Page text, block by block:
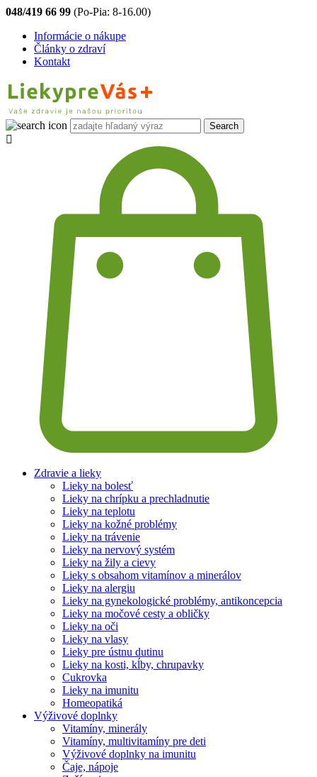
048/419 66 99 (Po-Pia: 8-16.00)
Informácie o nákupe
Články o zdraví
Kontakt
Zdravie a lieky
Lieky na bolesť
Lieky na chrípku a prechladnutie
Lieky na teplotu
Lieky na kožné problémy
Lieky na trávenie
Lieky na nervový systém
Lieky na žily a cievy
Lieky s obsahom vitamínov a minerálov
Lieky na alergiu
Lieky na gynekologické problémy, antikoncepcia
Lieky na močové cesty a obličky
Lieky na oči
Lieky na vlasy
Lieky pre ústnu dutinu
Lieky na kosti, kĺby, chrupavky
Cukrovka
Lieky na imunitu
Homeopatiká
Výživové doplnky
Vitamíny, minerály
Vitamíny, multivitamíny pre deti
Výživové doplnky na imunitu
Čaje, nápoje